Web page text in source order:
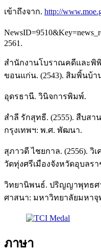
เข้าถึงจาก. http://
2561.
สำนักงานโบราณคดีและ
ขอนแก่น. (2543). สิมพิ้นบ้
อุดรธานี. วินิจการพิมพ์.
สำลี รักสุทธี. (2555). สืบส
กรุงเทพฯ: พ.ศ. พัฒนา.
สุภาวดี ไชยกาล. (2556). วิ
วัดทุ่งศรีเมืองจังหวัดอุบลร
วิทยานิพนธ์. ปริญญาพุทธ
ศาสนา: มหาวิทยาลัยมหาจุ
ภาษา